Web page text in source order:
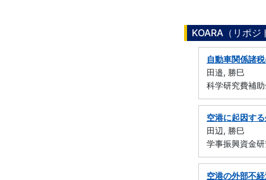
KOARA（リポ
自動車関係諸
田邉, 勝巳
科学研究費補
空港に起因す
田辺, 勝巳
学事振興資金
空港の外部不